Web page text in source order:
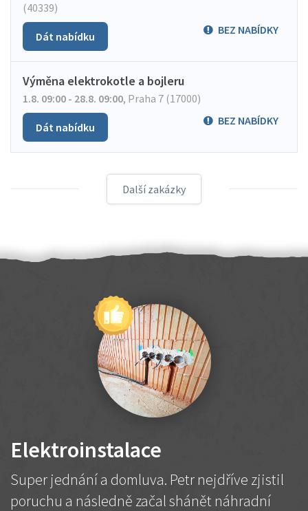
(40339)
BEZ NABÍDKY
Dát nabídku
Výměna elektrokotle a bojleru
1.8. 09:00 - 28.8. 09:00, Praha 7 (17000)
BEZ NABÍDKY
Dát nabídku
Další zakázky
Elektroinstalace
Super jednání a domluva. Petr nejdříve zjistil
poruchu a následně začal shánět náhradní